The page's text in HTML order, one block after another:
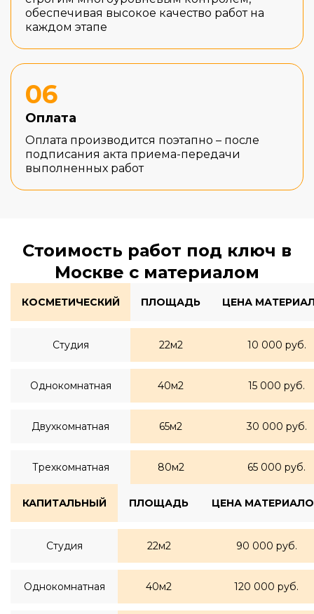
обеспечивая высокое качество работ на
каждом этапе
06
Оплата
Оплата производится поэтапно – после
подписания акта приема-передачи
выполненных работ
Стоимость работ под ключ в
Москве с материалом
КОСМЕТИЧЕСКИЙ ПЛОЩАДЬ ЦЕНА
Студия 22м2 10 000 руб.
Однокомнатная 40м2 15 000 руб.
Двухкомнатная 65м2 30 000 руб.
Трехкомнатная 80м2 65 000 руб.
КАПИТАЛЬНЫЙ ПЛОЩАДЬ ЦЕНА
Студия 22м2 90 000 руб.
Однокомнатная 40м2 120 000 руб.